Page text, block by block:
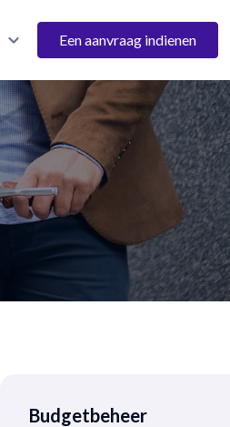
Een aanvraag indienen
Budgetbeheer